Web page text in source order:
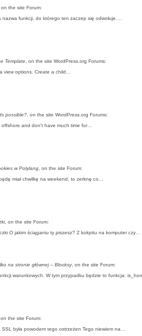
, on the site Forum:
funkcji, do którego ten zaczep się odwołuje.…
Template , on the site WordPress.org Forums:
view options. Create a child…
possible? , on the site WordPress.org Forums:
and don't have much time for…
w Polylang , on the site Forum:
miał chwilkę na weekend, to zerknę co…
, on the site Forum:
O jakim ściąganiu ty piszesz? Z kokpitu na komputer czy…
na stronie głównej – Blocksy, on the site Forum:
warunkowych. W tym przypadku będzie to funkcja:
, on the site Forum:
była powodem tego ostrzeżen Tego niewiem na…